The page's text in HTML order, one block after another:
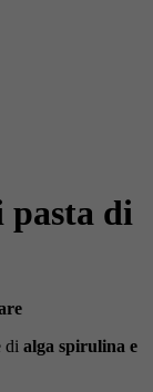
pasta di
di alga spirulina e